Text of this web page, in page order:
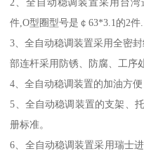
2、全自动稳调装置采用台
件,O型圈型号是￠63*3.1的2件.
3、全自动稳调装置采用全密
部连杆采用防锈、防腐、工序
4、全自动稳调装置的加油方便
5、全自动稳调装置的支架、
册标准。
6、全自动稳调装置采用瑞士